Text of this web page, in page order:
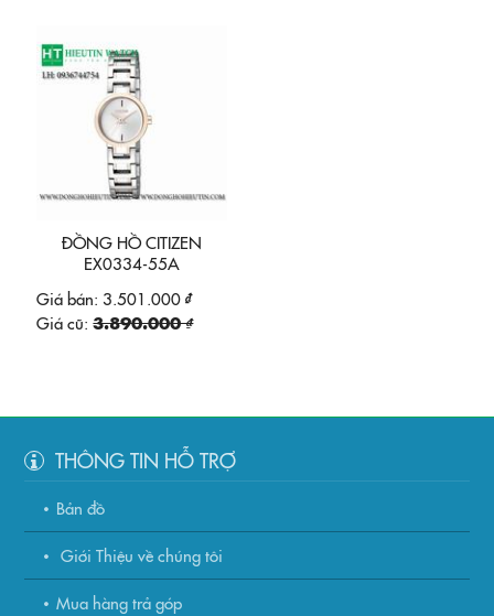
ĐỒNG HỒ CITIZEN
EX0334-55A
Giá bán: 3.501.000 ₫
Giá cũ: 3.890.000 ₫
THÔNG TIN HỖ TRỢ
Bản đồ
Giới Thiệu về chúng tôi
Mua hàng trả góp